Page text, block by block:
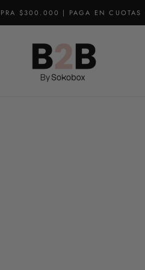
$300.000 | PAGA EN CUOTAS